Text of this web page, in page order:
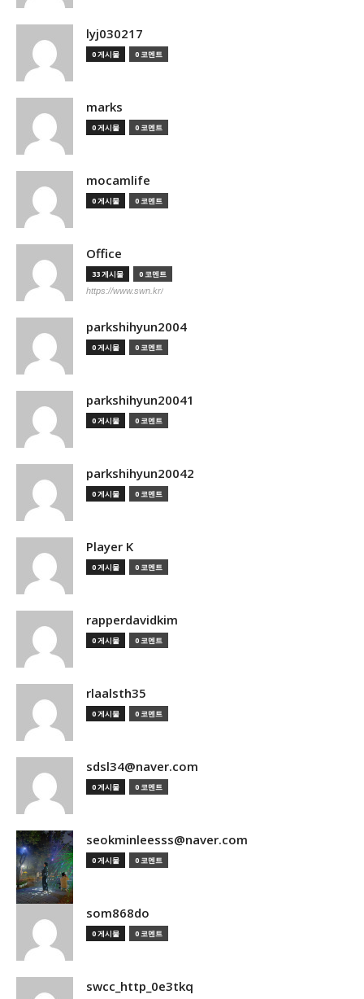
lyj030217
0 게시물 0 코멘트
marks
0 게시물 0 코멘트
mocamlife
0 게시물 0 코멘트
Office
33 게시물 0 코멘트
https://www.swn.kr/
parkshihyun2004
0 게시물 0 코멘트
parkshihyun20041
0 게시물 0 코멘트
parkshihyun20042
0 게시물 0 코멘트
Player K
0 게시물 0 코멘트
rapperdavidkim
0 게시물 0 코멘트
rlaalsth35
0 게시물 0 코멘트
sdsl34@naver.com
0 게시물 0 코멘트
seokminleesss@naver.com
0 게시물 0 코멘트
som868do
0 게시물 0 코멘트
swcc_http_0e3tkq